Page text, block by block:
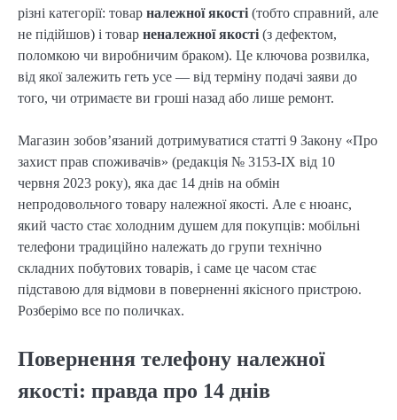
різні категорії: товар належної якості (тобто справний, але
не підійшов) і товар неналежної якості (з дефектом,
поломкою чи виробничим браком). Це ключова розвилка,
від якої залежить геть усе — від терміну подачі заяви до
того, чи отримаєте ви гроші назад або лише ремонт.
Магазин зобов’язаний дотримуватися статті 9 Закону «Про
захист прав споживачів» (редакція № 3153-IX від 10
червня 2023 року), яка дає 14 днів на обмін
непродовольчого товару належної якості. Але є нюанс,
який часто стає холодним душем для покупців: мобільні
телефони традиційно належать до групи технічно
складних побутових товарів, і саме це часом стає
підставою для відмови в поверненні якісного пристрою.
Розберімо все по поличках.
Повернення телефону належної
якості: правда про 14 днів